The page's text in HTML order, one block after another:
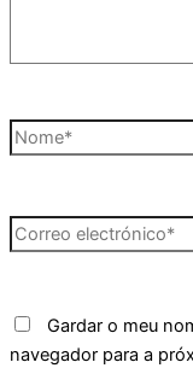
Nome*
Correo
electrónico*
Gardar o meu
navegador para a